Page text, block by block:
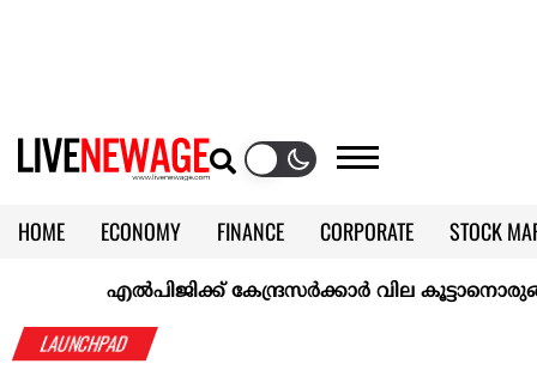
HOME ECONOMY FINANCE CORPORATE
STOCK
KERALA @70
എല്‍പിജിക്ക് കേന്ദ്രസർക്കാർ വില
LAUNCHPAD